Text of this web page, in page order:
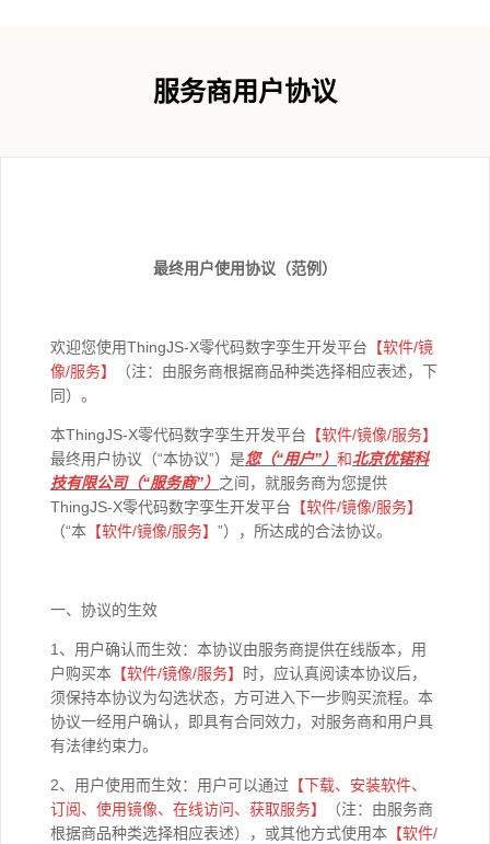
服务商用户协议
最终用户使用协议（范例）
欢迎您使用ThingJS-X零代码数字孪生开发平台 【软件/镜
像/服务】
（注：由服务商根据商品种类选择相应表述，下
同）。
本ThingJS-X零代码数字孪生开发平台 【软件/镜像/服务】
最终用户协议（“本协议”）是您（“用户”） 和北京优锘科
技有限公司（“服务商”） 之间，就服务商为您提供
ThingJS-X零代码数字孪生开发平台 【软件/镜像/服务】
（“本 【软件/镜像/服务】 ”），所达成的合法协议。
一、协议的生效
1、用户确认而生效：本协议由服务商提供在线版本，用
户购买本 【软件/镜像/服务】
时，应认真阅读本协议后，
须保持本协议为勾选状态，方可进入下一步购买流程。本
协议一经用户确认，即具有合同效力，对服务商和用户具
有法律约束力。
2、用户使用而生效：用户可以通过 【下载、安装软件、
订阅、使用镜像、在线访问、获取服务】
（注：由服务商
根据商品种类选择相应表述），或其他方式使用本 【软件/